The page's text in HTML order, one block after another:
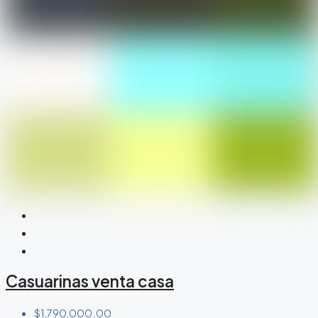
Casuarinas venta casa
$1,790,000.00